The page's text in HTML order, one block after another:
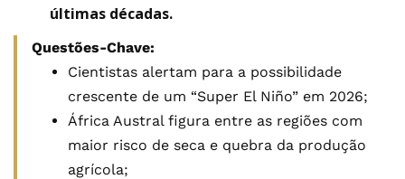
últimas décadas.
Questões-Chave:
Cientistas alertam para a possibilidade
crescente de um “Super El Niño” em 2026;
África Austral figura entre as regiões com
maior risco de seca e quebra da produção
agrícola;